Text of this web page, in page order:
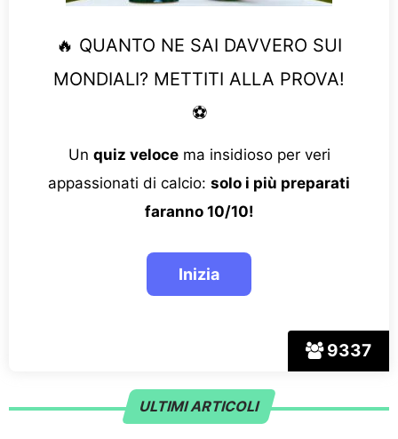
9337
🔥 QUANTO NE SAI DAVVERO SUI
MONDIALI? METTITI ALLA PROVA!
⚽
Un quiz velocema insidioso per veri
appassionati di calcio: solo i più preparati
faranno 10/10!
ULTIMI ARTICOLI